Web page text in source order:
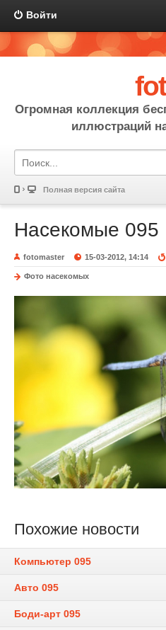
Войти
Огромная коллекция
иллюстраций
Полная версия сайта
Насекомые 095
fotomaster 15-03-2012, 14:14
Фото насекомых
Похожие новости
Компьютер 095
Авто 095
Боди-арт 095